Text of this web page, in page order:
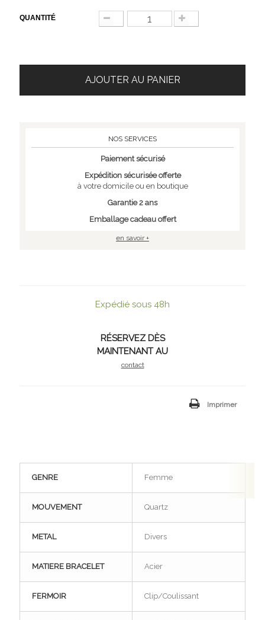
QUANTITÉ
AJOUTER AU PANIER
NOS SERVICES
Paiement sécurisé
Expédition sécurisée offerte
à votre domicile ou en boutique
Garantie 2 ans
Emballage cadeau offert
en savoir +
Expédié sous 48h
RÉSERVEZ DÈS
MAINTENANT AU
contact
Imprimer
GENRE Femme
MOUVEMENT Quartz
METAL Divers
MATIERE BRACELET Acier
FERMOIR Clip/Coulissant